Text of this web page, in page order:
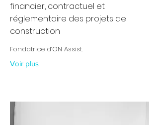
financier, contractuel et
réglementaire des projets de
construction
Fondatrice d’ON Assist.
Voir plus